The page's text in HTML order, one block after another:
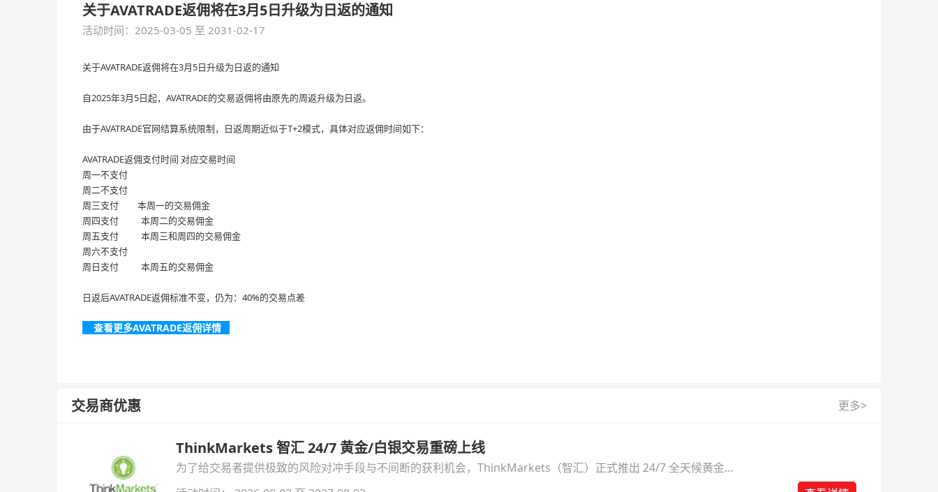
关于AVATRADE返佣将在3月5日升级为日返的通知
活动时间：2025-03-05 至 2031-02-17
关于AVATRADE返佣将在3月5日升级为日返的通知
自2025年3月5日起，AVATRADE的交易返佣将由原先的周返升级为日返。
由于AVATRADE官网结算系统限制，日返周期近似于T+2模式，具体对应返佣时间如下：
AVATRADE返佣支付时间 对应交易时间
周一不支付
周二不支付
周三支付
本周一的交易佣金
周四支付
本周二的交易佣金
周五支付
本周三和周四的交易佣金
周六不支付
周日支付
本周五的交易佣金
日返后AVATRADE返佣标准不变，仍为：40%的交易点差
查看更多AVATRADE返佣详情
交易商优惠 更多>
ThinkMarkets 智汇 24/7 黄金/白银交易重磅上线
为了给交易者提供极致的风险对冲手段与不间断的获利机会，ThinkMarkets（智汇）正式推出 24/7 全天候黄金
与白银交易！本文将为您详细拆解本次升级的核心交易品种、杠杆配置、支持软件及交易细则。